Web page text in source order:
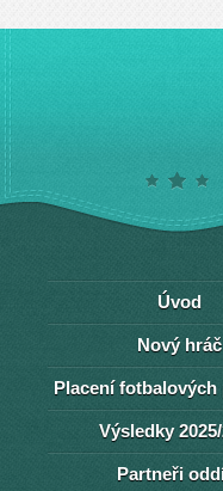
Úvod
Nový hráč
Placení fotbalových
Výsledky
Partneři